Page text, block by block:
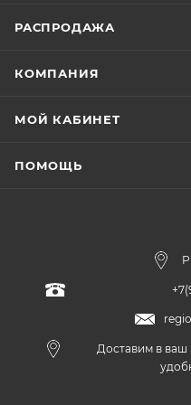
РАСПРОДАЖА
КОМПАНИЯ
МОЙ КАБИНЕТ
ПОМОЩЬ
Доставим в